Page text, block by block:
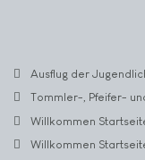
Ausflug der
Tommler-, Pfeifer-
Willkommen
Willkommen